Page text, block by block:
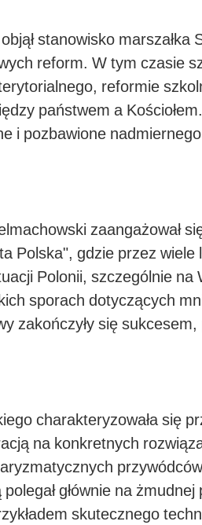
stanowisko marszałka
reform. W tym czasie
reformie
państwem a
i pozbawione
zaangażował
Polska", gdzie przez wiele
Polonii, szczególnie na
sporach dotyczących
zakończyły się sukcesem,
charakteryzowała się
na konkretnych
głównie na
skutecznego